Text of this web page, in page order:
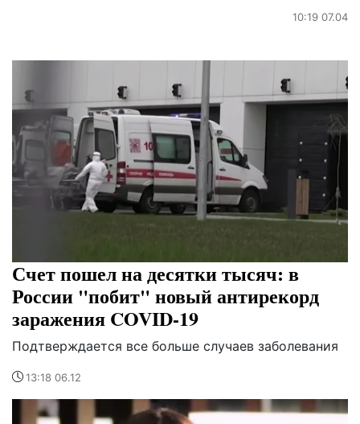
10:19 07.04
Счет пошел на десятки тысяч: в
России "побит" новый антирекорд
заражения COVID-19
Подтверждается все больше случаев заболевания
13:18 06.12